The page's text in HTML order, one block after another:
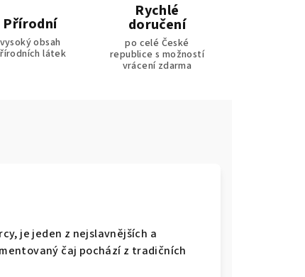
Přírodní
vysoký obsah
látek
Rychlé
doručení
po celé České
republice s možností
vrácení zdarma
je jeden z nejslavnějších a
čaj pochází z tradičních